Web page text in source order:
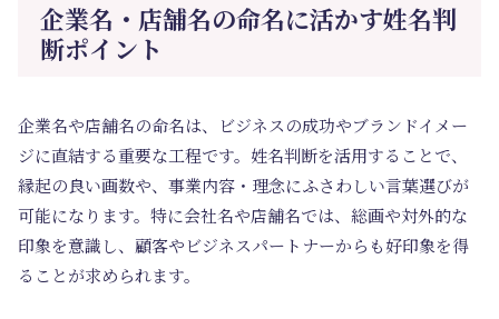
企業名・店舗名の命名に活かす姓名判
断ポイント
企業名や店舗名の命名は、ビジネスの成功やブランドイメー
ジに直結する重要な工程です。姓名判断を活用することで、
縁起の良い画数や、事業内容・理念にふさわしい言葉選びが
可能になります。特に会社名や店舗名では、総画や対外的な
印象を意識し、顧客やビジネスパートナーからも好印象を得
ることが求められます。